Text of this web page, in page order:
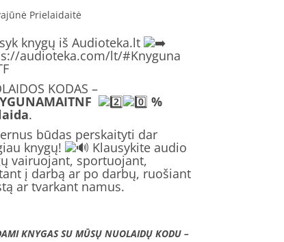
Prielaidaitė
knygų iš Audioteka.lt
audioteka.com/lt/#Knyguna
KODAS –
%
.
būdas perskaityti dar
knygų! Klausykite audio
vairuojant, sportuojant,
į darbą ar po darbų, ruošiant
ar tvarkant namus.
KNYGAS SU MŪSŲ NUOLAIDŲ KODU –